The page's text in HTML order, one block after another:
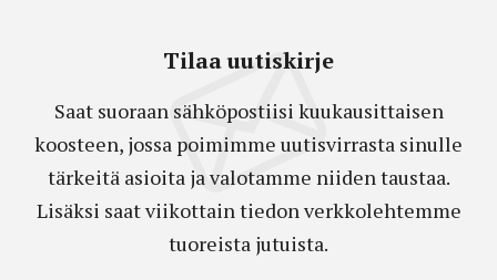
Tilaa uutiskirje
Saat suoraan sähköpostiisi kuukausittaisen
koosteen, jossa poimimme uutisvirrasta sinulle
tärkeitä asioita ja valotamme niiden taustaa.
Lisäksi saat viikottain tiedon verkkolehtemme
tuoreista jutuista.